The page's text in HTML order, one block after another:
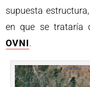
supuesta
en que se trataría
OVNI.